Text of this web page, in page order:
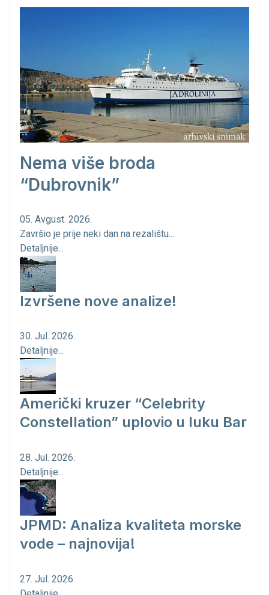
Nema više broda
“Dubrovnik”
05. Avgust. 2026.
Završio je prije neki dan na rezalištu...
Detaljnije...
Izvršene nove analize!
30. Jul. 2026.
Detaljnije...
Američki kruzer “Celebrity
Constellation” uplovio u luku Bar
28. Jul. 2026.
Detaljnije...
JPMD: Analiza kvaliteta morske
vode – najnovija!
27. Jul. 2026.